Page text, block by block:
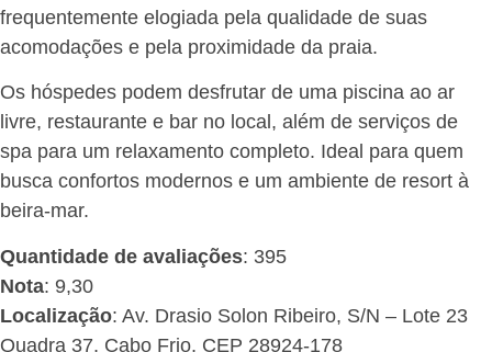
frequentemente elogiada pela qualidade de suas
acomodações e pela proximidade da praia.
Os hóspedes podem desfrutar de uma piscina ao ar
livre, restaurante e bar no local, além de serviços de
spa para um relaxamento completo. Ideal para quem
busca confortos modernos e um ambiente de resort à
beira-mar.
Quantidade de avaliações: 395
Nota: 9,30
Localização: Av. Drasio Solon Ribeiro, S/N – Lote 23
Quadra 37, Cabo Frio, CEP 28924-178